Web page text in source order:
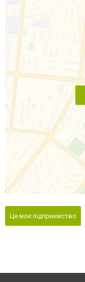
Це моє підприємство